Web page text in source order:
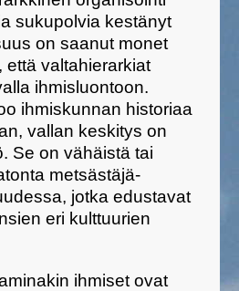
sukupolvia kestänyt
on saanut monet
että valtahierarkiat
ihmisluontoon.
ihmiskunnan historiaa
vallan keskitys on
Se on vähäistä tai
metsästäjä-
jotka edustavat
eri kulttuurien
ihmiset ovat